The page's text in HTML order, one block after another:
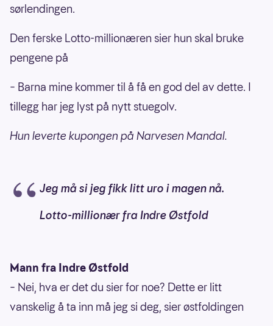
sørlendingen.
Den ferske Lotto-millionæren sier hun skal bruke
pengene på
– Barna mine kommer til å få en god del av dette. I
tillegg har jeg lyst på nytt stuegolv.
Hun leverte kupongen på Narvesen Mandal.
Jeg må si jeg fikk litt uro i magen nå.
Lotto-millionær fra Indre Østfold
Mann fra Indre Østfold
– Nei, hva er det du sier for noe? Dette er litt
vanskelig å ta inn må jeg si deg, sier østfoldingen